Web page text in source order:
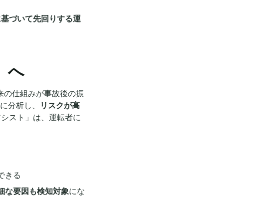
づいて先回りする運
へ
の仕組みが事故後の振
分析し、
リスクが高
スト」は、運転者に
きる
な要因も検知対象にな